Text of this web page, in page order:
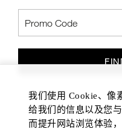
我们使用 Cookie、像
给我们的信息以及您
而提升网站浏览体验